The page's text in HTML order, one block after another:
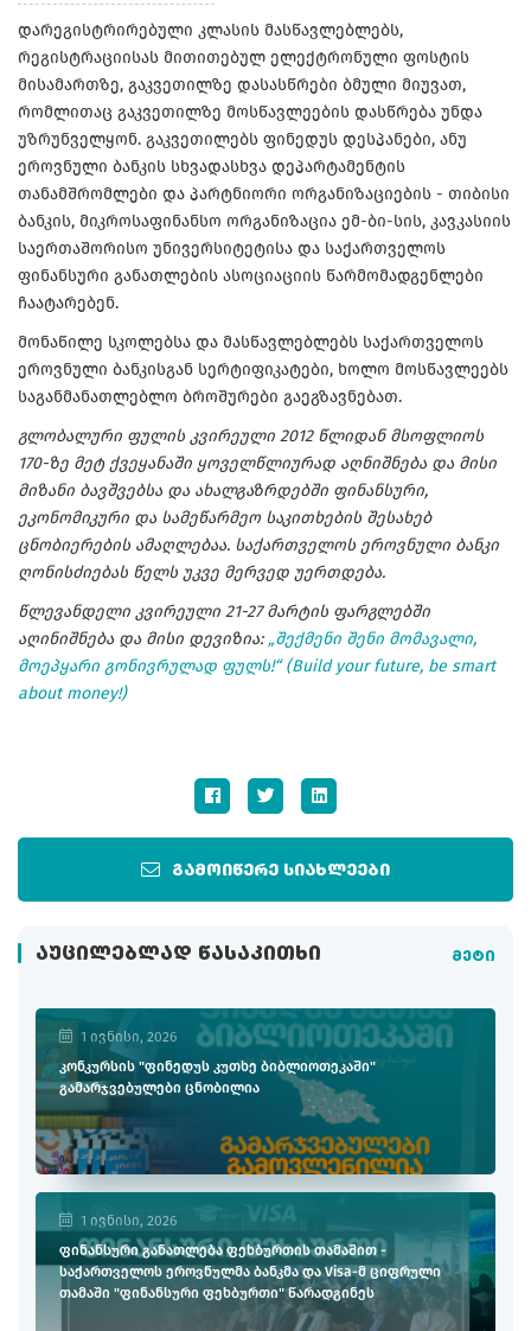
გამოიწერე სიახლეები
ᲐᲣᲪᲘᲚᲔᲑᲚᲐᲓ ᲬᲐᲡᲐᲙᲘᲗᲮᲘ მეტი
1 ივნისი, 2026
კონკურსის "ფინედუს კუთხე ბიბლიოთეკაში"
გამარჯვებულები ცნობილია
1 ივნისი, 2026
ფინანსური განათლება ფეხბურთის თამაშით -
საქართველოს ეროვნულმა ბანკმა და Visa-მ ციფრული
თამაში "ფინანსური ფეხბურთი" წარადგინეს
დარეგისტრირებული კლასის მასწავლებლებს,
რეგისტრაციისას მითითებულ ელექტრონული ფოსტის
მისამართზე, გაკვეთილზე დასასწრები ბმული მიუვათ,
რომლითაც გაკვეთილზე მოსწავლეების დასწრება უნდა
უზრუნველყონ. გაკვეთილებს ფინედუს დესპანები, ანუ
ეროვნული ბანკის სხვადასხვა დეპარტამენტის
თანამშრომლები და პარტნიორი ორგანიზაციების - თიბისი
ბანკის, მიკროსაფინანსო ორგანიზაცია ემ-ბი-სის, კავკასიის
საერთაშორისო უნივერსიტეტისა და საქართველოს
ფინანსური განათლების ასოციაციის წარმომადგენლები
ჩაატარებენ.
მონაწილე სკოლებსა და მასწავლებლებს საქართველოს
ეროვნული ბანკისგან სერტიფიკატები, ხოლო მოსწავლეებს
საგანმანათლებლო ბროშურები გაეგზავნებათ.
გლობალური ფულის კვირეული 2012 წლიდან მსოფლიოს
170-ზე მეტ ქვეყანაში ყოველწლიურად აღნიშნება და მისი
მიზანი ბავშვებსა და ახალგაზრდებში ფინანსური,
ეკონომიკური და სამეწარმეო საკითხების შესახებ
ცნობიერების ამაღლებაა. საქართველოს ეროვნული ბანკი
ღონისძიებას წელს უკვე მერვედ უერთდება.
წლევანდელი კვირეული 21-27 მარტის ფარგლებში
აღინიშნება და მისი დევიზია:„შექმენი შენი მომავალი,
მოეპყარი გონივრულად ფულს!“ (Build your future, be smart
about money!)